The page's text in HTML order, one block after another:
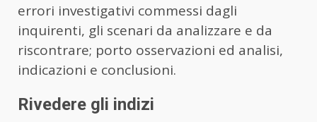
errori investigativi commessi dagli
inquirenti, gli scenari da analizzare e da
riscontrare; porto osservazioni ed analisi,
indicazioni e conclusioni.
Rivedere gli indizi